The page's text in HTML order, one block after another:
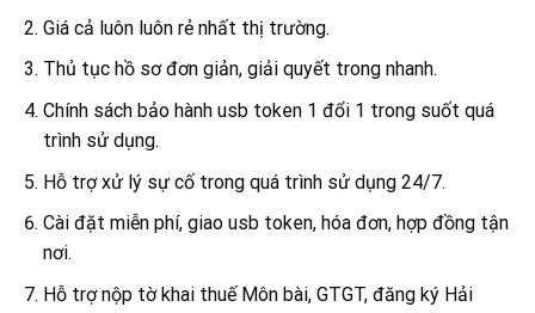
Giá cả luôn luôn rẻ nhất thị trường.
Thủ tục hồ sơ đơn giản, giải quyết trong nhanh.
Chính sách bảo hành usb token 1 đổi 1 trong suốt quá
trình sử dụng.
Hỗ trợ xử lý sự cố trong quá trình sử dụng 24/7.
Cài đặt miễn phí, giao usb token, hóa đơn, hợp đồng tận
nơi.
Hỗ trợ nộp tờ khai thuế Môn bài, GTGT, đăng ký Hải